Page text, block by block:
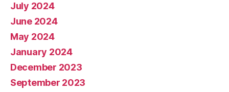
July 2024
June 2024
May 2024
January 2024
December 2023
September 2023